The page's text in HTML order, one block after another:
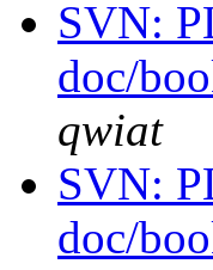
SVN:
doc/
qwiat
SVN:
doc/